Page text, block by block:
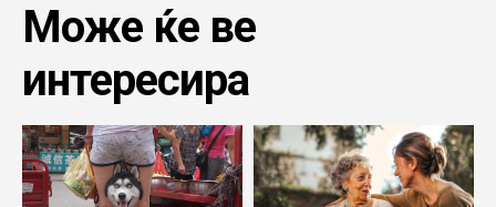
Може ќе ве
интересира